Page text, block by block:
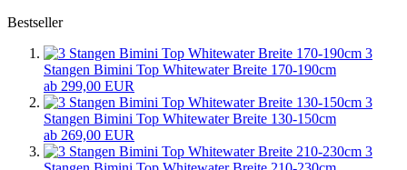
Bestseller
3
Stangen Bimini Top Whitewater Breite 170-190cm
ab 299,00 EUR
3
Stangen Bimini Top Whitewater Breite 130-150cm
ab 269,00 EUR
3